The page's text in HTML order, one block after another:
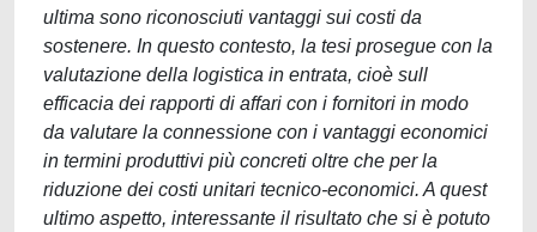
ultima sono riconosciuti vantaggi sui costi da
sostenere. In questo contesto, la tesi prosegue con la
valutazione della logistica in entrata, cioè sull
efficacia dei rapporti di affari con i fornitori in modo
da valutare la connessione con i vantaggi economici
in termini produttivi più concreti oltre che per la
riduzione dei costi unitari tecnico-economici. A quest
ultimo aspetto, interessante il risultato che si è potuto